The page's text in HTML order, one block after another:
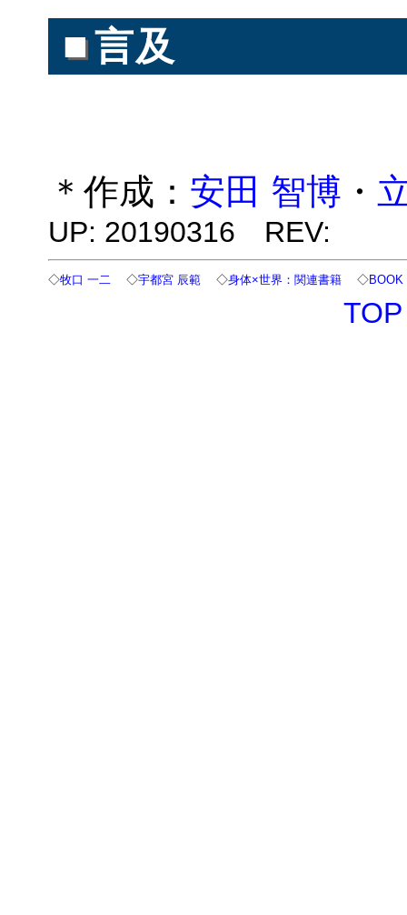
■言及
＊作成： 安田 智博 ・
UP: 20190316 REV:
◇牧口 一二◇宇都宮 辰範◇身体×世界：関連書籍◇BOOK
TOP